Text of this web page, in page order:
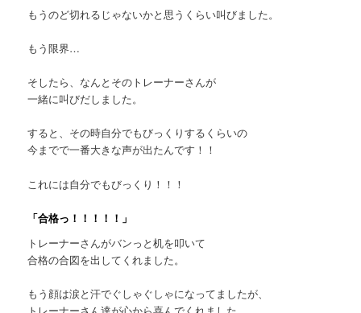
もうのど切れるじゃないかと思うくらい叫びました。
もう限界…
そしたら、なんとそのトレーナーさんが
一緒に叫びだしました。
すると、その時自分でもびっくりするくらいの
今までで一番大きな声が出たんです！！
これには自分でもびっくり！！！
「合格っ！！！！！」
トレーナーさんがバンっと机を叩いて
合格の合図を出してくれました。
もう顔は涙と汗でぐしゃぐしゃになってましたが、